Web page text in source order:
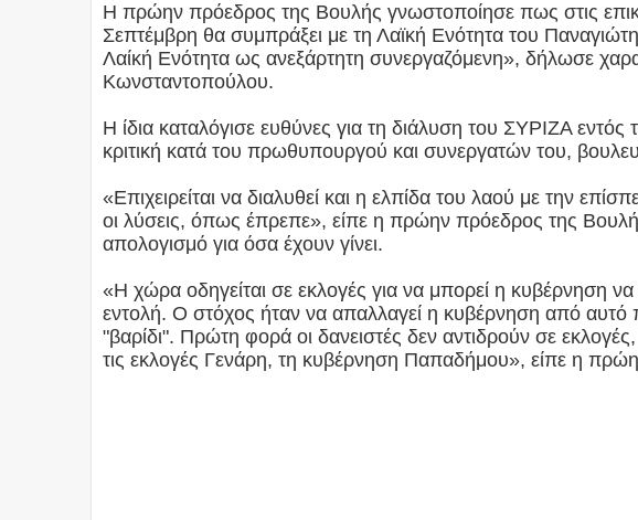
Η πρώην πρόεδρος της Βουλής γνωστοποίησε πως στις
Σεπτέμβρη θα συμπράξει με τη Λαϊκή Ενότητα του
Λαίκή Ενότητα ως ανεξάρτητη συνεργαζόμενη», δήλωσε
Κωνσταντοπούλου.
Η ίδια καταλόγισε ευθύνες για τη διάλυση του ΣΥΡΙΖΑ
κριτική κατά του πρωθυπουργού και συνεργατών του,
«Επιχειρείται να διαλυθεί και η ελπίδα του λαού με την
οι λύσεις, όπως έπρεπε», είπε η πρώην πρόεδρος της
απολογισμό για όσα έχουν γίνει.
«Η χώρα οδηγείται σε εκλογές για να μπορεί η κυβέρνηση να
εντολή. Ο στόχος ήταν να απαλλαγεί η κυβέρνηση από αυτό
"βαρίδι". Πρώτη φορά οι δανειστές δεν αντιδρούν σε
τις εκλογές Γενάρη, τη κυβέρνηση Παπαδήμου», είπε η